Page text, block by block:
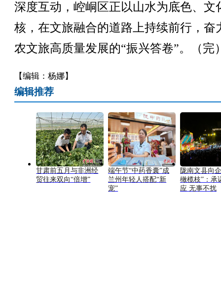
深度互动，崆峒区正以山水为底色、文
核，在文旅融合的道路上持续前行，奋
农文旅高质量发展的“振兴答卷”。（完
【编辑：杨娜】
编辑推荐
甘肃前五月与非洲经
贸往来双向“倍增”
端午节“中药香囊”成
兰州年轻人搭配“新
宠”
陇南文县向
橄榄枝”：承
应 无事不扰